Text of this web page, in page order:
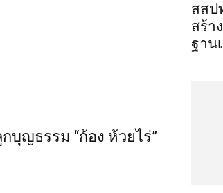
ญธรรม “ก้อง ห้วยไร่”
สสป
สร้า
ฐาน